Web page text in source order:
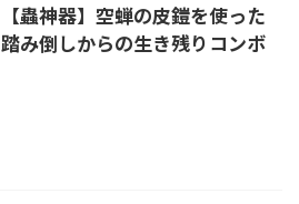
【蟲神器】空蝉の皮鎧を使った
踏み倒しからの生き残りコンボ